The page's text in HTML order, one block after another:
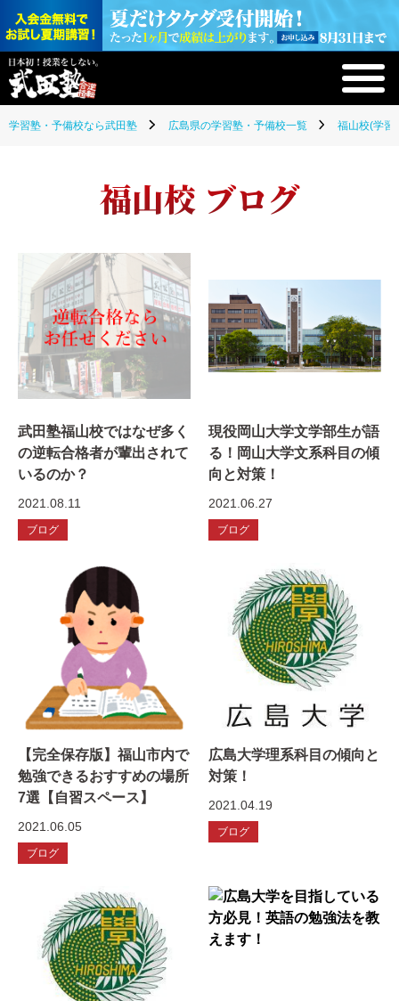
学習塾・予備校なら武田塾 広島県の学習塾・予備校一覧 福山校(学習
福山校 ブログ
武田塾福山校ではなぜ多く
の逆転合格者が輩出されて
いるのか？
2021.08.11
ブログ
現役岡山大学文学部生が語
る！岡山大学文系科目の傾
向と対策！
2021.06.27
ブログ
【完全保存版】福山市内で
勉強できるおすすめの場所
7選【自習スペース】
2021.06.05
ブログ
広島大学理系科目の傾向と
対策！
2021.04.19
ブログ